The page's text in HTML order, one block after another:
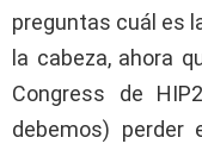
preguntas cuál es
la cabeza, ahora
Congress de
debemos) perder